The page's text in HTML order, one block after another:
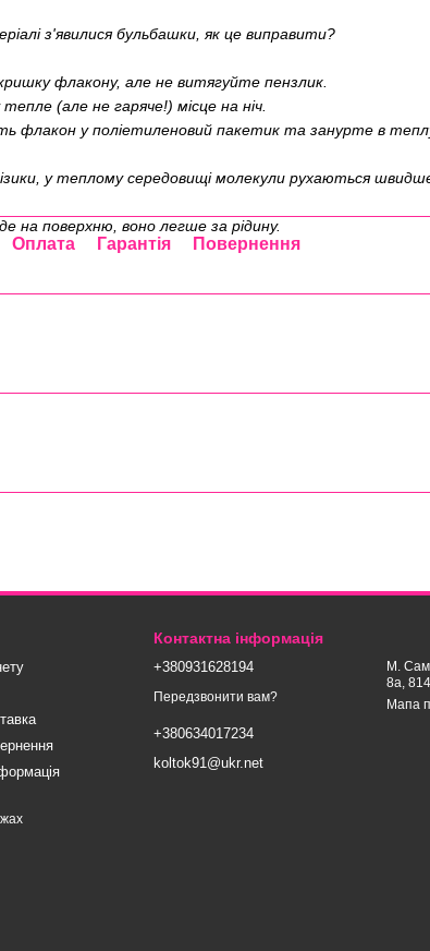
з'явилися бульбашки, як це виправити?
флакону, але не витягуйте пензлик.
(але не гаряче!) місце на ніч.
флакон у поліетиленовий пакетик та занурте в
у теплому середовищі молекули рухаються
на поверхню, воно легше за рідину.
Оплата Гарантія Повернення
Контактна інформація
+380931628194
Передзвонити вам?
+380634017234
koltok91@ukr.net
М.
8а,
Мапа